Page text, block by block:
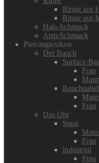
Ringe aus
Ringe aus
Hals-Schmuck
Arm-Schmuck
Piercinglexikon
Der Bauch
Surface-
Frau
Mann
Bauchnabel
Mann
Frau
Das Ohr
Snug
Mann
Frau
Industrial
Frau